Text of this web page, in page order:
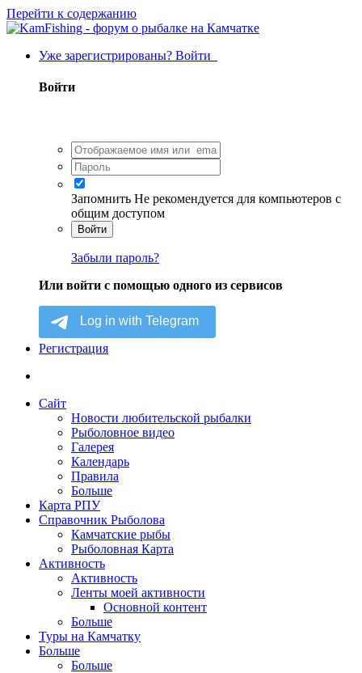
Перейти к содержанию
Уже зарегистрированы? Войти
Войти
Запомнить Не рекомендуется для компьютеров с
общим доступом
Войти
Забыли пароль?
Или войти с помощью одного из сервисов
Регистрация
Сайт
Новости любительской рыбалки
Рыболовное видео
Галерея
Календарь
Правила
Больше
Карта РПУ
Справочник Рыболова
Камчатские рыбы
Рыболовная Карта
Активность
Активность
Ленты моей активности
Основной контент
Больше
Туры на Камчатку
Больше
Больше